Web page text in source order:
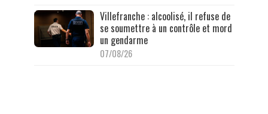
Villefranche : alcoolisé, il refuse de
se soumettre à un contrôle et mord
un gendarme
07/08/26